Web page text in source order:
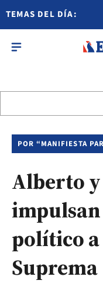
TEMAS DEL DÍA:
POR “MANIFIESTA
Alberto
político
Suprema